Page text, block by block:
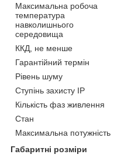
Максимальна робоча
температура
навколишнього
середовища
ККД, не менше
Гарантійний термін
Рівень шуму
Ступінь захисту IP
Кількість фаз живлення
Стан
Максимальна потужність
Габаритні розміри